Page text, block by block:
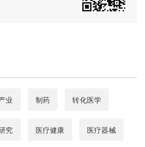
业 制药 转化医学
究 医疗健康 医疗器械